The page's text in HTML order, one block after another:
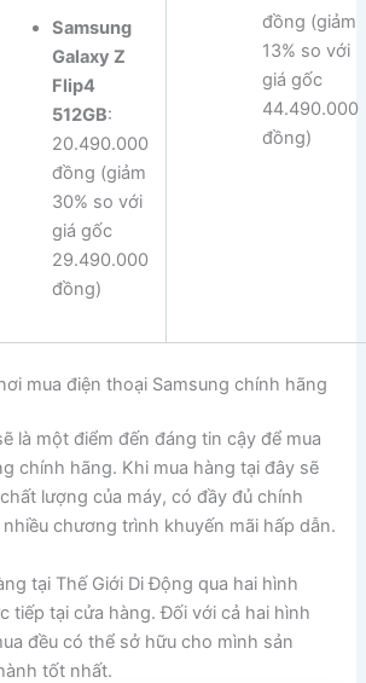
Samsung
Galaxy Z
Flip4
512GB:
20.490.000
đồng (giảm
30% so với
giá gốc
29.490.000
đồng)
đồng (giảm
13% so với
giá gốc
44.490.000
đồng)
mua điện thoại Samsung chính hãng
là một điểm đến đáng tin cậy để mua
chính hãng. Khi mua hàng tại đây sẽ
lượng của máy, có đầy đủ chính
chương trình khuyến mãi hấp dẫn.
tại Thế Giới Di Động qua hai hình
tiếp tại cửa hàng. Đối với cả hai hình
đều có thể sở hữu cho mình sản
tốt nhất.